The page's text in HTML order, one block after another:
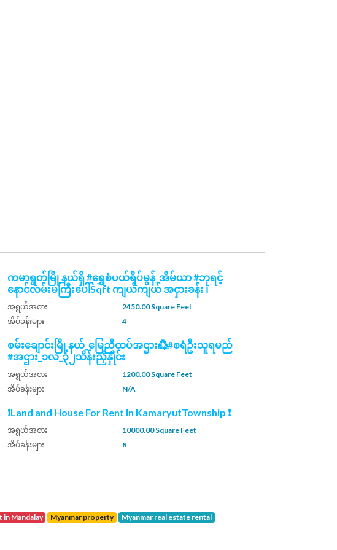
ကမာရွတ်မြို့နယ်ရှိ #ရွှေစံပယ်ရိပ်မွန်_အိမ်ယာ #ဘုရင့်
နောင်လမ်းမကြီးပေါ်Sqft ကျယ်ကျယ် အငှားခန်း ၊
အရွယ်အစား
2450.00 Square Feet
အိပ်ခန်းများ
4
စမ်းချောင်းမြို့နယ်_မြေညီထပ်အဌား♻️#စရံဦးသူရမည်
#အဌား_၁လ_၃၂သိန်းညှိနှိုင်း
အရွယ်အစား
1200.00 Square Feet
အိပ်ခန်းများ
N/A
❗Land and House For Rent In KamaryutTownship ❗
အရွယ်အစား
10000.00 Square Feet
အိပ်ခန်းများ
8
in Mandalay Myanmar property
Myanmar real estate rental